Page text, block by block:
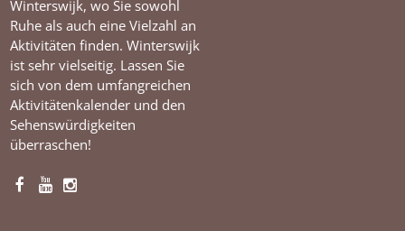
Winterswijk, wo Sie sowohl
Ruhe als auch eine Vielzahl an
Aktivitäten finden. Winterswijk
ist sehr vielseitig. Lassen Sie
sich von dem umfangreichen
Aktivitätenkalender und den
Sehenswürdigkeiten
überraschen!
F
Y
I